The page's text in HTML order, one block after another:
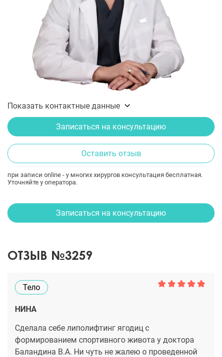
Показать контактные данные
Записаться на консультацию
Оставить отзыв
при записи online - у многих хирургов консультация бесплатная.
Уточняйте у оператора.
Записаться на консультацию
ОТЗЫВ №3259
Тело
НИНА
Сделала себе липолифтинг ягодиц с
формированием спортивного живота у доктора
Баландина В.А. Ни чуть не жалею о проведенной